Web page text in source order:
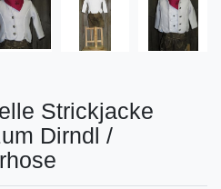
Strickjacke
Dirndl /